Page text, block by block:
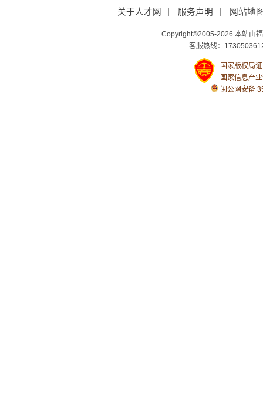
关于人才网 服务声明 网站地
Copyright©2005-2026 本站由
客服热线：
国家版权局
国家信息产
闽公网安备